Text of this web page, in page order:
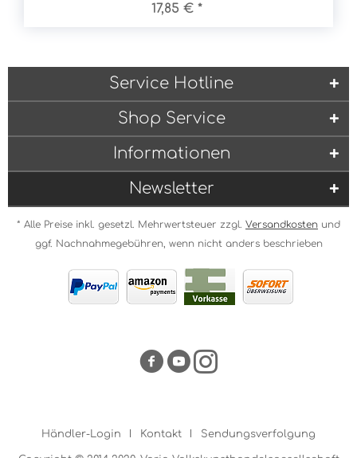
17,85 € *
Service Hotline
Shop Service
Informationen
Newsletter
* Alle Preise inkl. gesetzl. Mehrwertsteuer zzgl. Versandkosten und
ggf. Nachnahmegebühren, wenn nicht anders beschrieben
Händler-Login Kontakt Sendungsverfolgung